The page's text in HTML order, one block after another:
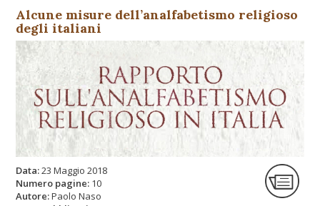
Alcune misure dell’analfabetismo religioso
degli italiani
Data:23 Maggio 2018
Numero pagine: 10
Autore:Paolo Naso